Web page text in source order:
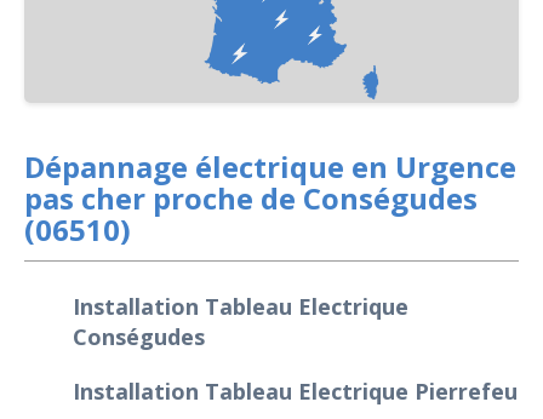
Dépannage électrique en Urgence
pas cher proche de Conségudes
(06510)
Installation Tableau Electrique
Conségudes
Installation Tableau Electrique Pierrefeu